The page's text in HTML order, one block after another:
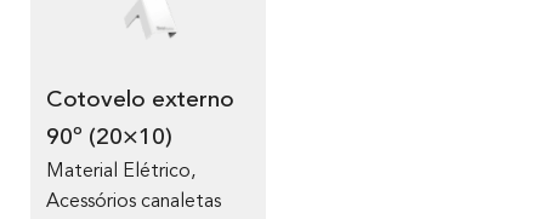
Cotovelo externo
90º (20×10)
Material Elétrico,
Acessórios canaletas